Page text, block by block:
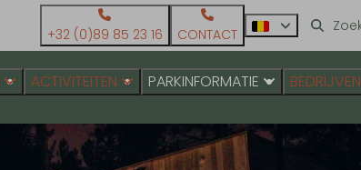
+32 (0)89 85 23 16 CONTACT
ACTIVITEITEN PARKINFORMATIE BEDRIJVEN